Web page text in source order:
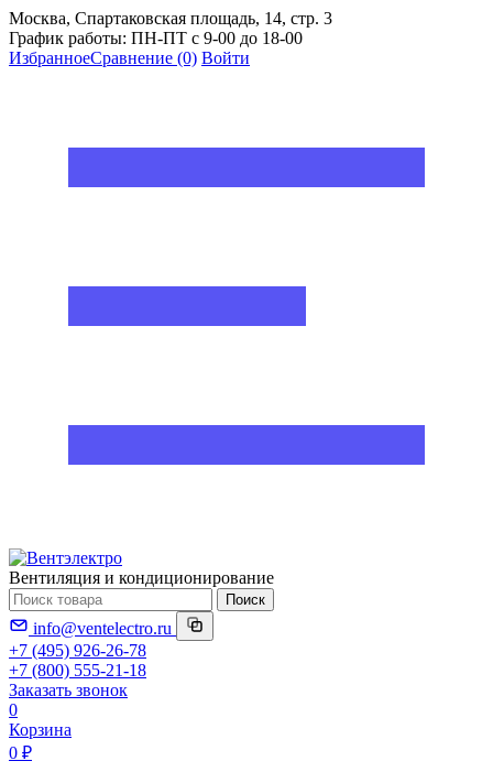
Москва, Спартаковская площадь, 14, стр. 3
График работы: ПН-ПТ с 9-00 до 18-00
ИзбранноеСравнение (0) Войти
Вентиляция и кондиционирование
Поиск
info@ventelectro.ru
+7 (495) 926-26-78
+7 (800) 555-21-18
Заказать звонок
0
Корзина
0 ₽